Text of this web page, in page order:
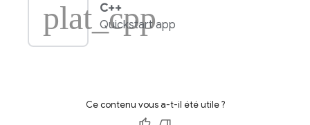
plat_cpp
C++
Quickstart app
Ce contenu vous a-t-il été utile ?